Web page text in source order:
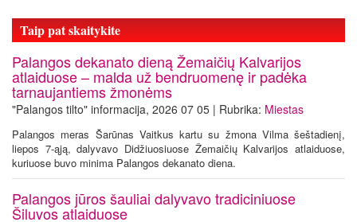
Taip pat skaitykite
Palangos dekanato dieną Žemaičių Kalvarijos
atlaiduose – malda už bendruomenę ir padėka
tarnaujantiems žmonėms
"Palangos tilto" informacija, 2026 07 05 | Rubrika: Miestas
Palangos meras Šarūnas Vaitkus kartu su žmona Vilma šeštadienį,
liepos 7-ąją, dalyvavo Didžiuosiuose Žemaičių Kalvarijos atlaiduose,
kuriuose buvo minima Palangos dekanato diena.
Palangos jūros šauliai dalyvavo tradiciniuose
Šiluvos atlaiduose